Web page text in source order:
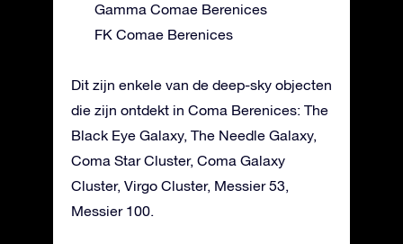
Gamma Comae Berenices
FK Comae Berenices
Dit zijn enkele van de deep-sky objecten
die zijn ontdekt in Coma Berenices: The
Black Eye Galaxy, The Needle Galaxy,
Coma Star Cluster, Coma Galaxy
Cluster, Virgo Cluster, Messier 53,
Messier 100.